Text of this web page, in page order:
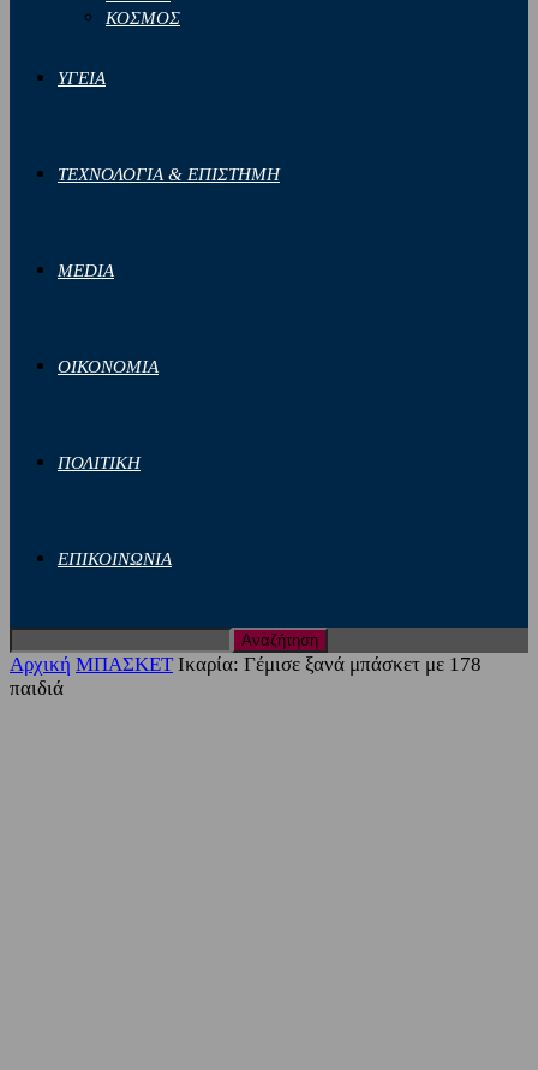
ΚΟΣΜΟΣ
ΥΓΕΙΑ
ΤΕΧΝΟΛΟΓΙΑ & ΕΠΙΣΤΗΜΗ
MEDIA
ΟΙΚΟΝΟΜΙΑ
ΠΟΛΙΤΙΚΗ
ΕΠΙΚΟΙΝΩΝΙΑ
Αρχική ΜΠΑΣΚΕΤ Ικαρία: Γέμισε ξανά μπάσκετ με 178
παιδιά